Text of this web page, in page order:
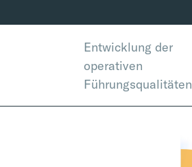
Entwicklung der
operativen
Führungsqualitäten